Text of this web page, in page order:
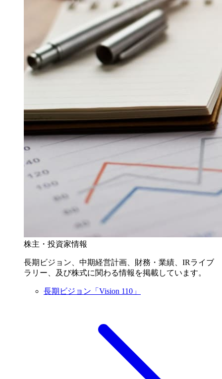
株主・投資家情報
長期ビジョン、中期経営計画、財務・業績、IRライブ
ラリー、及び株式に関わる情報を掲載しています。
長期ビジョン「Vision 110」